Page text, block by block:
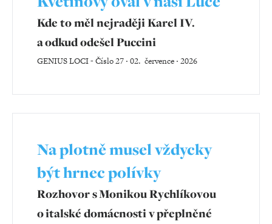
Kde to měl nejraději Karel IV.
a odkud odešel Puccini
GENIUS LOCI-Číslo 27 ‧ 02. července ‧ 2026
Na plotně musel vždycky
být hrnec polívky
Rozhovor s Monikou Rychlíkovou
o italské domácnosti v přeplněné